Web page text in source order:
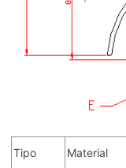
Tipo Material